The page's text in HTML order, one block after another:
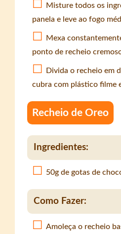
Misture todos os
panela e leve ao fogo
Mexa
ponto de recheio
Divida o recheio em
cubra com plástico filme
Recheio de Oreo
Ingredientes:
50g de gotas de
Como Fazer:
Amoleça o recheio